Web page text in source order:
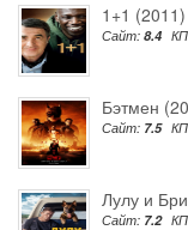
1+1 (2011)
Сайт: 8.4
Бэтмен
Сайт: 7.5
Лулу и
Сайт: 7.2